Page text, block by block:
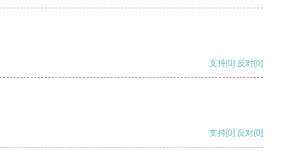
支持[0] 反对[0]
支持[0] 反对[0]